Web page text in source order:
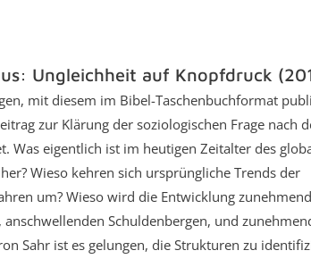
Ungleichheit auf Knopfdruck
mit diesem im Bibel-Taschenbuchformat
zur Klärung der soziologischen Frage nach
Was eigentlich ist im heutigen Zeitalter des
Wieso kehren sich ursprüngliche Trends der
um? Wieso wird die Entwicklung
Schuldenbergen, und
Sahr ist es gelungen, die Strukturen zu